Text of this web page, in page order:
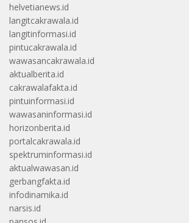
helvetianews.id
langitcakrawala.id
langitinformasi.id
pintucakrawala.id
wawasancakrawala.id
aktualberita.id
cakrawalafakta.id
pintuinformasi.id
wawasaninformasi.id
horizonberita.id
portalcakrawala.id
spektruminformasi.id
aktualwawasan.id
gerbangfakta.id
infodinamika.id
narsis.id